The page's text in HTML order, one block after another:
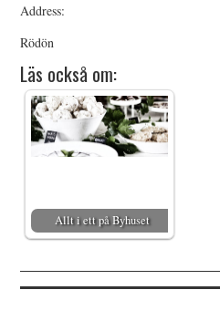
Address:
Rödön
Läs också om:
Allt i ett på Byhuset